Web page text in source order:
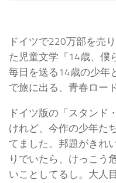
ドイツで220万部を売
た児童文学『14歳、僕
毎日を送る14歳の少年
で旅に出る、青春ロー
ドイツ版の「スタンド
けれど、今作の少年た
てました。邦題がきれ
りでいたら、けっこう
いことしてるし。大人